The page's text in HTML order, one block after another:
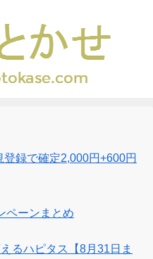
録で確定2,000円+600円
ペーンまとめ
るハピタス【8月31日ま